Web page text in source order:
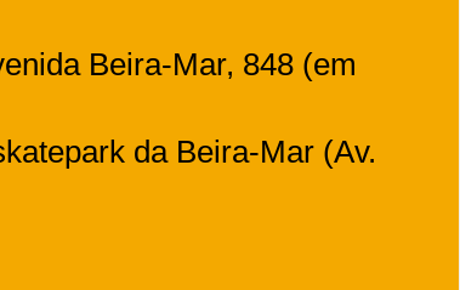
Beira-Mar, 848 (em
da Beira-Mar (Av.